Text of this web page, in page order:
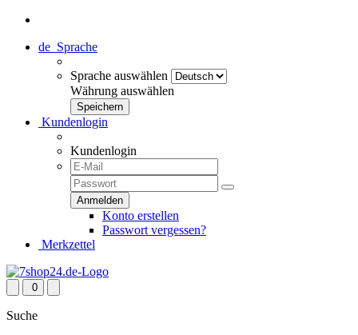
de Sprache
Sprache auswählen
Währung auswählen
Kundenlogin
Kundenlogin
Konto erstellen
Passwort vergessen?
Merkzettel
0
Suche